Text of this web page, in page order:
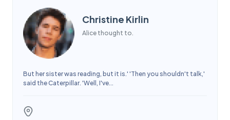
Christine Kirlin
Alice thought to.
But her sister was reading, but it is.' 'Then you shouldn't talk,'
said the Caterpillar. 'Well, I've...